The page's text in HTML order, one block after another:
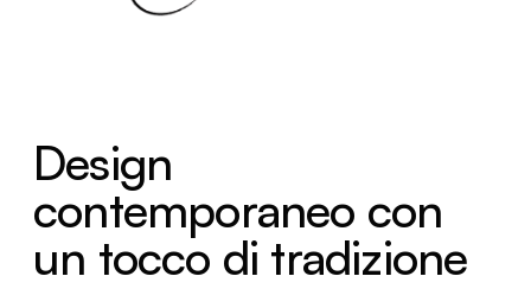
Design
contemporaneo con
un tocco di tradizione